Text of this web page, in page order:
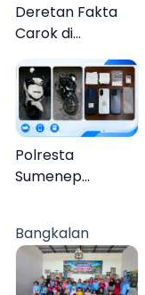
Deretan Fakta
Carok di
60 Tahun Duel
Melawan 2 Pria
Polresta
Sumenep
Sampang, Tiga
Pengedar
Ditangkap
Bangkalan